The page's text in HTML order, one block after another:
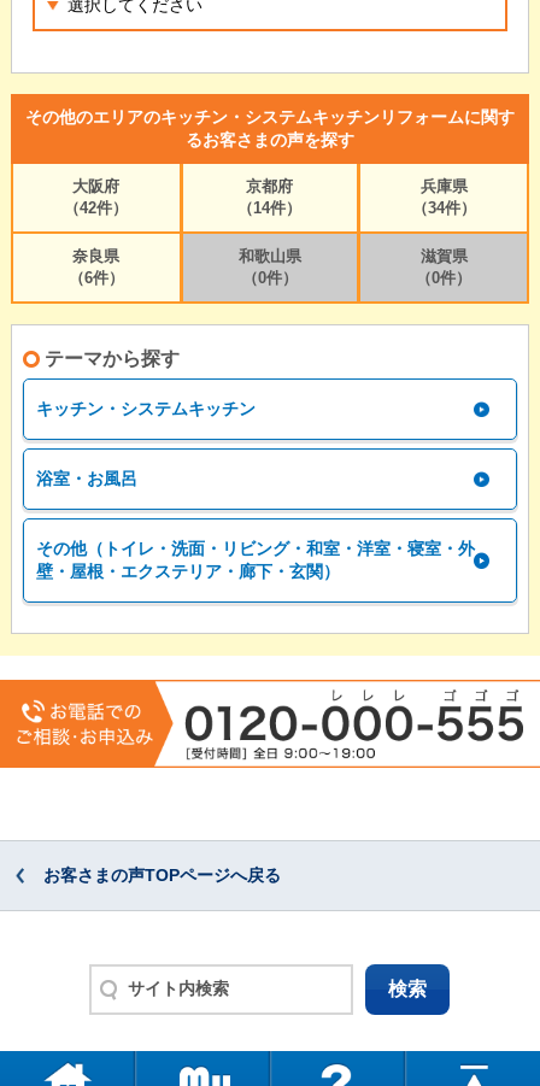
その他のエリアのキッチン・システムキッチンリフォームに関す
るお客さまの声を探す
大阪府
（42件）
京都府
（14件）
兵庫県
（34件）
奈良県
（6件）
和歌山県
（0件）
滋賀県
（0件）
テーマから探す
キッチン・システムキッチン
浴室・お風呂
その他（トイレ・洗面・リビング・和室・洋室・寝室・外
壁・屋根・エクステリア・廊下・玄関）
お客さまの声TOPページへ戻る